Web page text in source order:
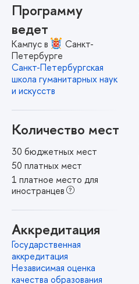
Программу
ведет
Кампус в
Санкт-
Петербурге
Санкт-Петербургская
школа гуманитарных наук
и искусств
Количество мест
30 бюджетных мест
50 платных мест
1 платное место для
иностранцев
Аккредитация
Государственная
аккредитация
Независимая оценка
качества образования